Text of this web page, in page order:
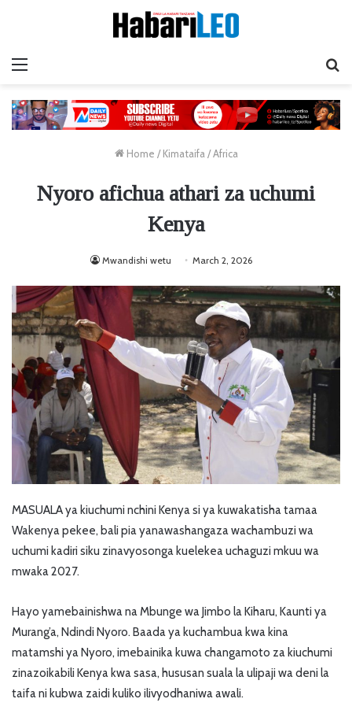
Home / Kimataifa / Africa
Nyoro afichua athari za uchumi
Kenya
Mwandishi wetu March 2, 2026
MASUALA ya kiuchumi nchini Kenya si ya kuwakatisha tamaa
Wakenya pekee, bali pia yanawashangaza wachambuzi wa
uchumi kadiri siku zinavyosonga kuelekea uchaguzi mkuu wa
mwaka 2027.
Hayo yamebainishwa na Mbunge wa Jimbo la Kiharu, Kaunti ya
Murang’a, Ndindi Nyoro. Baada ya kuchambua kwa kina
matamshi ya Nyoro, imebainika kuwa changamoto za kiuchumi
zinazoikabili Kenya kwa sasa, hususan suala la ulipaji wa deni la
taifa ni kubwa zaidi kuliko ilivyodhaniwa awali.